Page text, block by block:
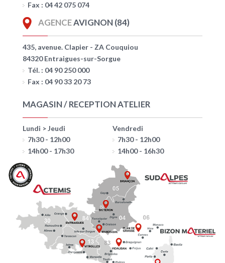
Fax : 04 42 075 074
AGENCEAVIGNON (84)
435, avenue. Clapier - ZA Couquiou
84320 Entraigues-sur-Sorgue
Tél. : 04 90 250 000
Fax : 04 90 33 20 73
MAGASIN / RECEPTION ATELIER
Lundi > Jeudi
7h30 - 12h00
14h00 - 17h30
Vendredi
7h30 - 12h00
14h00 - 16h30